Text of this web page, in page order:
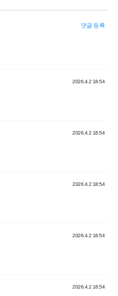
댓글 등록
2026.4.2 18:54
2026.4.2 18:54
2026.4.2 18:54
2026.4.2 18:54
2026.4.2 18:54